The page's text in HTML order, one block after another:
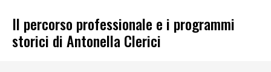
Il percorso professionale e i programmi
storici di Antonella Clerici